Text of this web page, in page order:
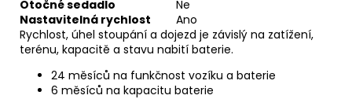
Otočné sedadlo
Ne
Nastavitelná rychlost
Ano
Rychlost, úhel stoupání a dojezd je závislý na zatížení,
terénu, kapacitě a stavu nabití baterie.
24 měsíců na funkčnost vozíku a baterie
6 měsíců na kapacitu baterie